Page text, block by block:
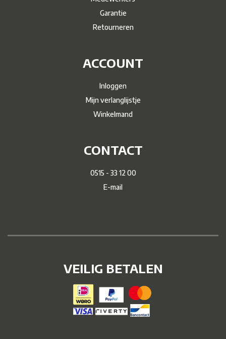
Garantie
Retourneren
ACCOUNT
Inloggen
Mijn verlanglijstje
Winkelmand
CONTACT
0515 - 33 12 00
E-mail
VEILIG BETALEN